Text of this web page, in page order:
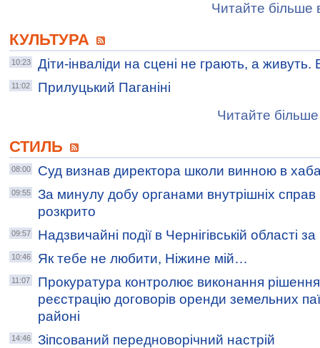
Читайте більше
КУЛЬТУРА
10:23 Діти-інваліди на сцені не грають, а
11:02
Прилуцький Паганіні
Читайте більше
СТИЛЬ
08:00 Суд визнав директора школи винною в
09:55
За минулу добу органами внутрішніх справ
розкрито
09:57 Надзвичайні події в Чернігівській області
10:46 Як тебе не любити, Ніжине мій…
11:07
Прокуратура контролює виконання
реєстрацію договорів оренди земельних
районі
14:46 Зіпсований передноворічний настрій